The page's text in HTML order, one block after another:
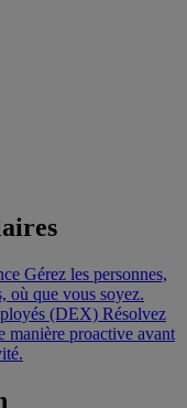
Gérez les personnes,
où que vous soyez.
(DEX) Résolvez
manière proactive avant